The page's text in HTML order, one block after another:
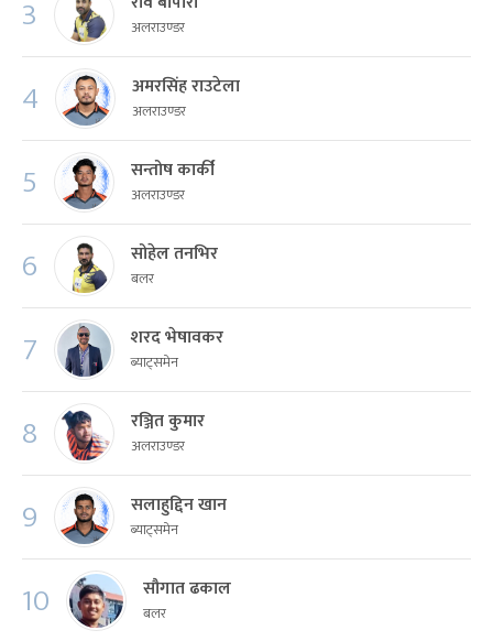
3 अलराउण्डर
4 अमरसिंह राउटेला
अलराउण्डर
5 सन्तोष कार्की
अलराउण्डर
6 सोहेल तनभिर
बलर
7 शरद भेषावकर
ब्याट्समेन
8 रञ्जित कुमार
अलराउण्डर
9 सलाहुद्दिन खान
ब्याट्समेन
10 सौगात ढकाल
बलर